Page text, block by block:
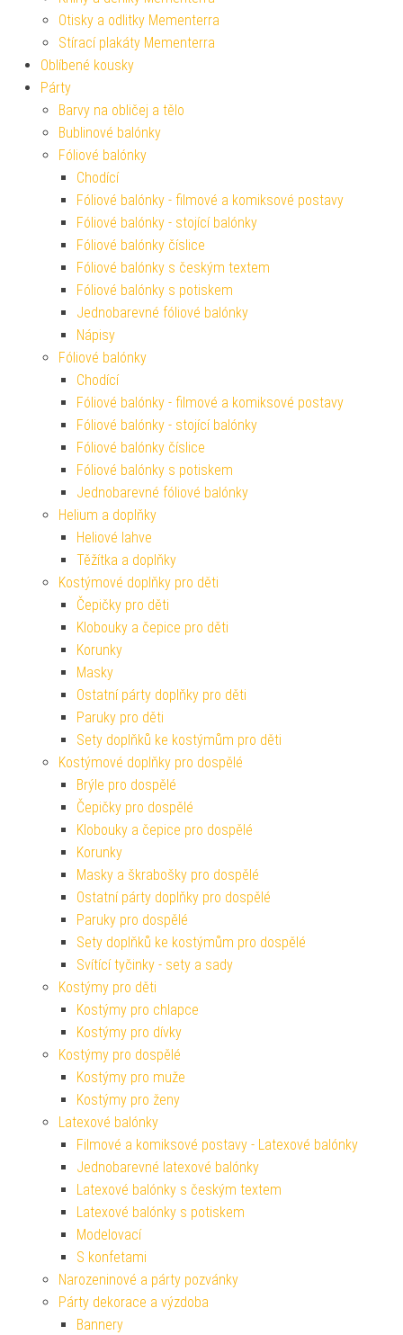
Otisky a odlitky Mementerra
Stírací plakáty Mementerra
Oblíbené kousky
Párty
Barvy na obličej a tělo
Bublinové balónky
Fóliové balónky
Chodící
Fóliové balónky - filmové a komiksové postavy
Fóliové balónky - stojící balónky
Fóliové balónky číslice
Fóliové balónky s českým textem
Fóliové balónky s potiskem
Jednobarevné fóliové balónky
Nápisy
Fóliové balónky
Chodící
Fóliové balónky - filmové a komiksové postavy
Fóliové balónky - stojící balónky
Fóliové balónky číslice
Fóliové balónky s potiskem
Jednobarevné fóliové balónky
Helium a doplňky
Heliové lahve
Těžítka a doplňky
Kostýmové doplňky pro děti
Čepičky pro děti
Klobouky a čepice pro děti
Korunky
Masky
Ostatní párty doplňky pro děti
Paruky pro děti
Sety doplňků ke kostýmům pro děti
Kostýmové doplňky pro dospělé
Brýle pro dospělé
Čepičky pro dospělé
Klobouky a čepice pro dospělé
Korunky
Masky a škrabošky pro dospělé
Ostatní párty doplňky pro dospělé
Paruky pro dospělé
Sety doplňků ke kostýmům pro dospělé
Svítící tyčinky - sety a sady
Kostýmy pro děti
Kostýmy pro chlapce
Kostýmy pro dívky
Kostýmy pro dospělé
Kostýmy pro muže
Kostýmy pro ženy
Latexové balónky
Filmové a komiksové postavy - Latexové balónky
Jednobarevné latexové balónky
Latexové balónky s českým textem
Latexové balónky s potiskem
Modelovací
S konfetami
Narozeninové a párty pozvánky
Párty dekorace a výzdoba
Bannery